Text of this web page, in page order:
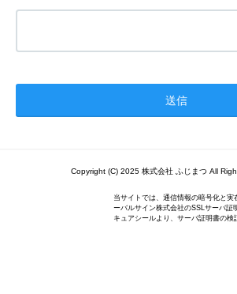
Copyright (C) 2025 株式会社 ふじまつ All
当サイトでは、通信情報の暗号化と
ーバルサイン株式会社のSSLサーバ証
キュアシールより、サーバ証明書の検